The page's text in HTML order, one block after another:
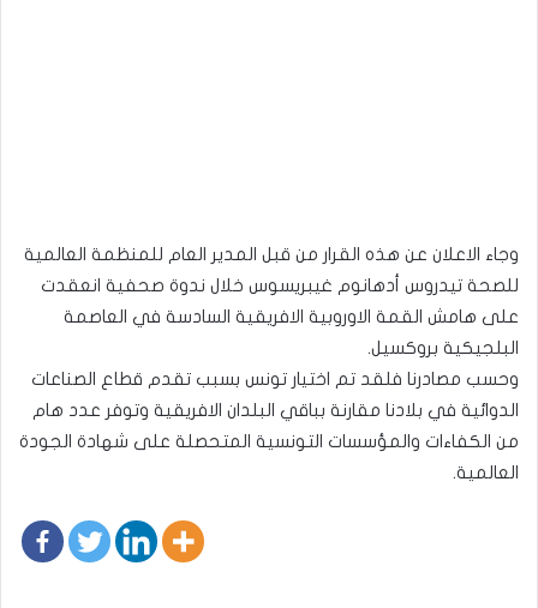
وجاء الاعلان عن هذه القرار من قبل المدير العام للمنظمة العالمية
للصحة تيدروس أدهانوم غيبريسوس خلال ندوة صحفية انعقدت
على هامش القمة الاوروبية الافريقية السادسة في العاصمة
البلجيكية بروكسيل.
وحسب مصادرنا فلقد تم اختيار تونس بسبب تقدم قطاع الصناعات
الدوائية في بلادنا مقارنة بباقي البلدان الافريقية وتوفر عدد هام
من الكفاءات والمؤسسات التونسية المتحصلة على شهادة الجودة
العالمية.